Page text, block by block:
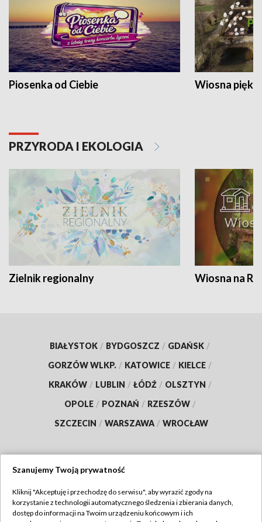
Piosenka od Ciebie Wiosna
PRZYRODA I EKOLOGIA
Zielnik regionalny Wiosna na
BIAŁYSTOK / BYDGOSZCZ / GDAŃSK /
GORZÓW WLKP. / KATOWICE / KIELCE /
KRAKÓW / LUBLIN / ŁÓDŹ / OLSZTYN /
OPOLE / POZNAŃ / RZESZÓW /
SZCZECIN / WARSZAWA / WROCŁAW
TVP
Szanujemy Twoją prywatność
Kliknij "Akceptuję i przechodzę do serwisu", aby wyrazić zgody na
korzystanie z technologii automatycznego śledzenia i zbierania danych,
dostęp do informacji na Twoim urządzeniu końcowym i ich